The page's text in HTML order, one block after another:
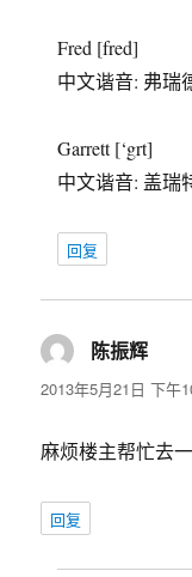
Fred [fred]
中文谐音: 弗瑞
Garrett [‘grt]
中文谐音: 盖瑞
回复
陈振辉
道：
2013年5月21日 下午
麻烦楼主帮忙去
回复